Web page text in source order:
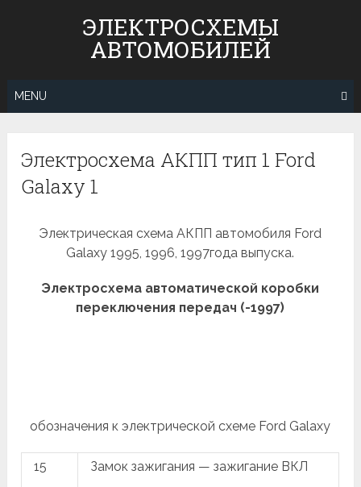
ЭЛЕКТРОСХЕМЫ
АВТОМОБИЛЕЙ
MENU
Электросхема АКПП тип 1 Ford
Galaxy 1
Электрическая схема АКПП автомобиля Ford
Galaxy 1995, 1996, 1997года выпуска.
Электросхема автоматической коробки
переключения передач (-1997)
обозначения к электрической схеме Ford Galaxy
15 Замок зажигания — зажигание ВКЛ